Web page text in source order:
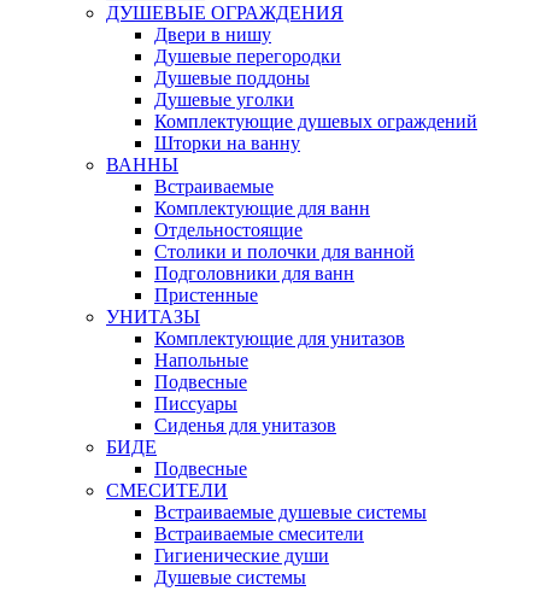
ДУШЕВЫЕ ОГРАЖДЕНИЯ
Двери в нишу
Душевые перегородки
Душевые поддоны
Душевые уголки
Комплектующие душевых ограждений
Шторки на ванну
ВАННЫ
Встраиваемые
Комплектующие для ванн
Отдельностоящие
Столики и полочки для ванной
Подголовники для ванн
Пристенные
УНИТАЗЫ
Комплектующие для унитазов
Напольные
Подвесные
Писсуары
Сиденья для унитазов
БИДЕ
Подвесные
СМЕСИТЕЛИ
Встраиваемые душевые системы
Встраиваемые смесители
Гигиенические души
Душевые системы